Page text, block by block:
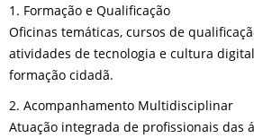
1. Formação e Qualificação
Oficinas temáticas, cursos de
atividades de tecnologia e cultura
formação cidadã.
2. Acompanhamento Multidisciplinar
Atuação integrada de profissionais das